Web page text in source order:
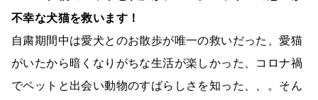
不幸な犬猫を救います！
自粛期間中は愛犬とのお散歩が唯一の救いだった、愛猫
がいたから暗くなりがちな生活が楽しかった、コロナ禍
でペットと出会い動物のすばらしさを知った、、。そん